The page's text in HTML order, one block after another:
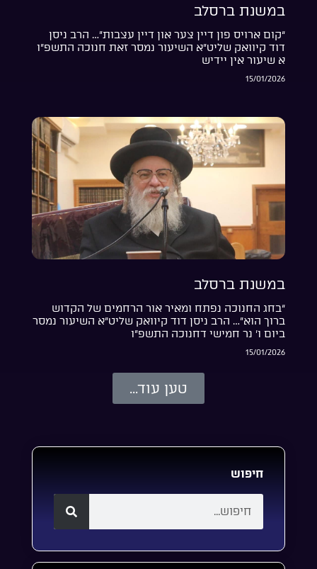
במשנת ברסלב
“קום ארויס פון דיין צער און דיין עצבות”… הרב ניסן
דוד קיוואק שליט”א השיעור נמסר זאת חנוכה התשפ”ו
א שיעור אין יידיש
15/01/2026
במשנת ברסלב
“בחג החנוכה נפתח ומאיר אור הרחמים של הקדוש
ברוך הוא”… הרב ניסן דוד קיוואק שליט”א השיעור נמסר
ביום ו’ נר חמישי דחנוכה התשפ”ו
15/01/2026
טען עוד...
חיפוש